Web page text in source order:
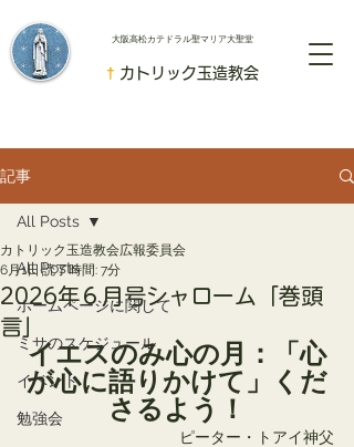
† カトリック玉造教会
​大阪高松カテドラル聖マリア大聖堂
記事
All Posts
ホームページに関して
ミサのスケジュール
イベント
勉強会
All Posts
2026年６月号シャローム「巻頭
言」
カトリック玉造教会広報委員会
6月1日 読了時間: 7分
イエスのみ心の月：「心
が心に語りかけて」くだ
さるよう！
ピーター・トアイ神父